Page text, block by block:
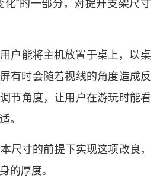
化”的一部分， 对提升支架尺寸
户能将主机放置于桌上， 以桌
有时会随着视线的角度造成反
节角度， 让用户在游玩时能看
。
尺寸的前提下实现这项改良 ，
的厚度。